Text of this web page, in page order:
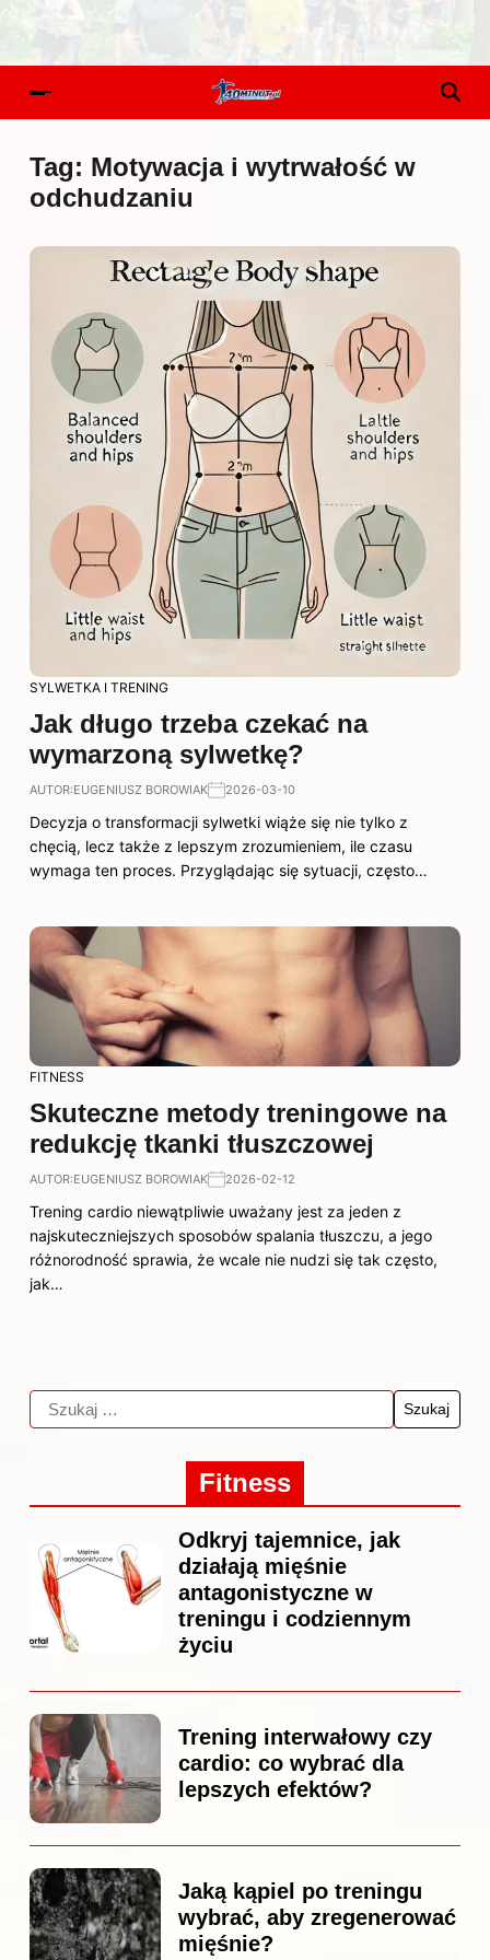
Tag: Motywacja i wytrwałość w
odchudzaniu
SYLWETKA I TRENING
Jak długo trzeba czekać na
wymarzoną sylwetkę?
AUTOR:EUGENIUSZ BOROWIAK 2026-03-10
Decyzja o transformacji sylwetki wiąże się nie tylko z
chęcią, lecz także z lepszym zrozumieniem, ile czasu
wymaga ten proces. Przyglądając się sytuacji, często…
FITNESS
Skuteczne metody treningowe na
redukcję tkanki tłuszczowej
AUTOR:EUGENIUSZ BOROWIAK 2026-02-12
Trening cardio niewątpliwie uważany jest za jeden z
najskuteczniejszych sposobów spalania tłuszczu, a jego
różnorodność sprawia, że wcale nie nudzi się tak często,
jak…
Fitness
Odkryj tajemnice, jak
działają mięśnie
antagonistyczne w
treningu i codziennym
życiu
Trening interwałowy czy
cardio: co wybrać dla
lepszych efektów?
Jaką kąpiel po treningu
wybrać, aby zregenerować
mięśnie?